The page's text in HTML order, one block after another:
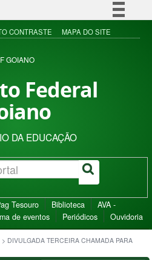
Simplifique!
Acesso à informação
CONTRASTE MAPA DO SITE
GOIANO
Federal
DA EDUCAÇÃO
Tesouro Biblioteca
AVA -
de eventos Periódicos Ouvidoria
> DIVULGADA TERCEIRA CHAMADA PARA